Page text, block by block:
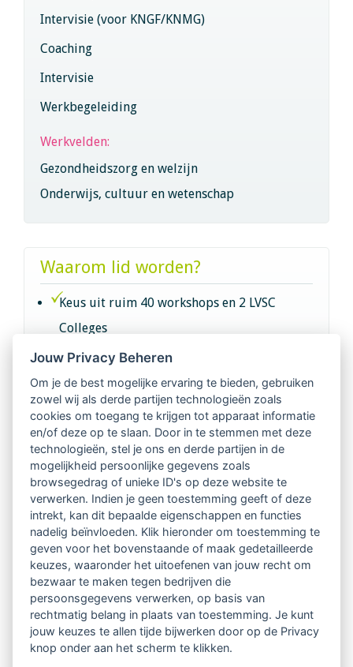
Intervisie (voor KNGF/KNMG)
Coaching
Intervisie
Werkbegeleiding
Werkvelden:
Gezondheidszorg en welzijn
Onderwijs, cultuur en wetenschap
Waarom lid worden?
Keus uit ruim 40 workshops en 2 LVSC
Colleges
Intervisie met geregistreerde vakgenoten
Netwerk van 2100 professionals in 14
regio's
Vindbaar voor opdrachtgevers
Tijdschrift voor
Begeleidingskunde & kennisbank
Beroepsregistratie (LVSC keurmerk)
Lid worden van LVSC
Jouw Privacy Beheren
Om je de best mogelijke ervaring te bieden, gebruiken
zowel wij als derde partijen technologieën zoals
cookies om toegang te krijgen tot apparaat informatie
en/of deze op te slaan. Door in te stemmen met deze
technologieën, stel je ons en derde partijen in de
mogelijkheid persoonlijke gegevens zoals
browsegedrag of unieke ID's op deze website te
verwerken. Indien je geen toestemming geeft of deze
intrekt, kan dit bepaalde eigenschappen en functies
nadelig beïnvloeden. Klik hieronder om toestemming te
geven voor het bovenstaande of maak gedetailleerde
keuzes, waaronder het uitoefenen van jouw recht om
bezwaar te maken tegen bedrijven die
persoonsgegevens verwerken, op basis van
rechtmatig belang in plaats van toestemming. Je kunt
jouw keuzes te allen tijde bijwerken door op de Privacy
knop onder aan het scherm te klikken.